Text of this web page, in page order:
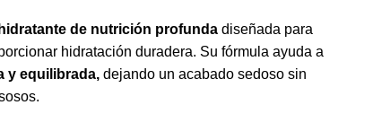
de nutrición profunda diseñada para
hidratación duradera. Su fórmula ayuda a
y equilibrada, dejando un acabado sedoso sin